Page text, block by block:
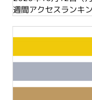
週間アクセスランキ